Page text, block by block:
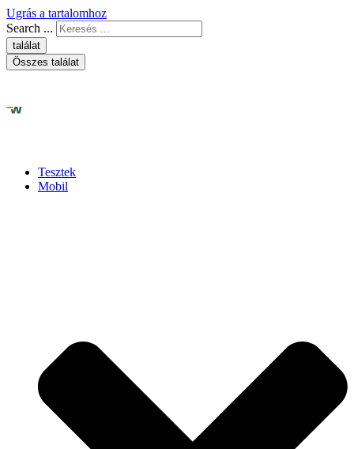
Ugrás a tartalomhoz
Search ...
találat
Összes találat
Tesztek
Mobil